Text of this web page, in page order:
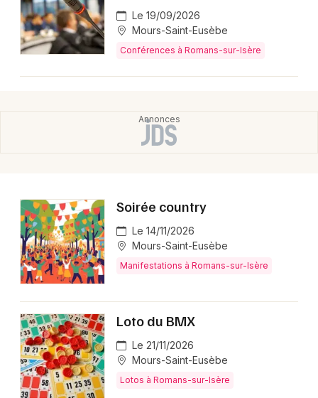
Mon email
Je m'abonne
Le 19/09/2026
Mours-Saint-Eusèbe
Conférences à Romans-sur-Isère
Soirée country
Le 14/11/2026
Mours-Saint-Eusèbe
Manifestations à Romans-sur-Isère
Loto du BMX
Le 21/11/2026
Mours-Saint-Eusèbe
Lotos à Romans-sur-Isère